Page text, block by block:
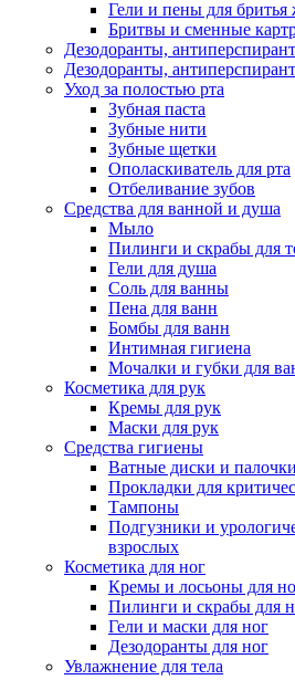
Гели и пены для бритья
Бритвы и сменные
Дезодоранты,
Дезодоранты,
Уход за полостью рта
Зубная паста
Зубные нити
Зубные щетки
Ополаскиватель для рта
Отбеливание зубов
Средства для ванной и душа
Мыло
Пилинги и скрабы для
Гели для душа
Соль для ванны
Пена для ванн
Бомбы для ванн
Интимная гигиена
Мочалки и губки для
Косметика для рук
Кремы для рук
Маски для рук
Средства гигиены
Ватные диски и палочки
Прокладки для
Тампоны
Подгузники и
взрослых
Косметика для ног
Кремы и лосьоны для
Пилинги и скрабы для
Гели и маски для ног
Дезодоранты для ног
Увлажнение для тела